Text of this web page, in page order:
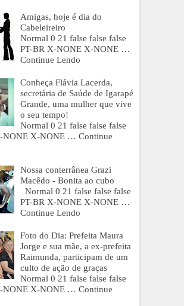
Amigas, hoje é dia do
Cabeleireiro
Normal 0 21 false false false
PT-BR X-NONE X-NONE …
Continue Lendo
Conheça Flávia Lacerda,
secretária de Saúde de Igarapé
Grande, uma mulher que vive
o seu tempo!
Normal 0 21 false false false
NONE X-NONE … Continue
Nossa conterrânea Grazi
Macêdo - Bonita ao cubo
Normal 0 21 false false false
PT-BR X-NONE X-NONE …
Continue Lendo
Foto do Dia: Prefeita Maura
Jorge e sua mãe, a ex-prefeita
Raimunda, participam de um
culto de ação de graças
Normal 0 21 false false false
NONE X-NONE … Continue